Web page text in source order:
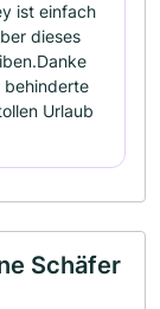
ist einfach
dieses
behinderte
Urlaub
Schäfer